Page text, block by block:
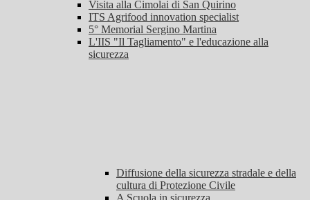
Visita alla Cimolai di San Quirino
ITS Agrifood innovation specialist
5° Memorial Sergino Martina
L'IIS "Il Tagliamento" e l'educazione alla
sicurezza
Diffusione della sicurezza stradale e della
cultura di Protezione Civile